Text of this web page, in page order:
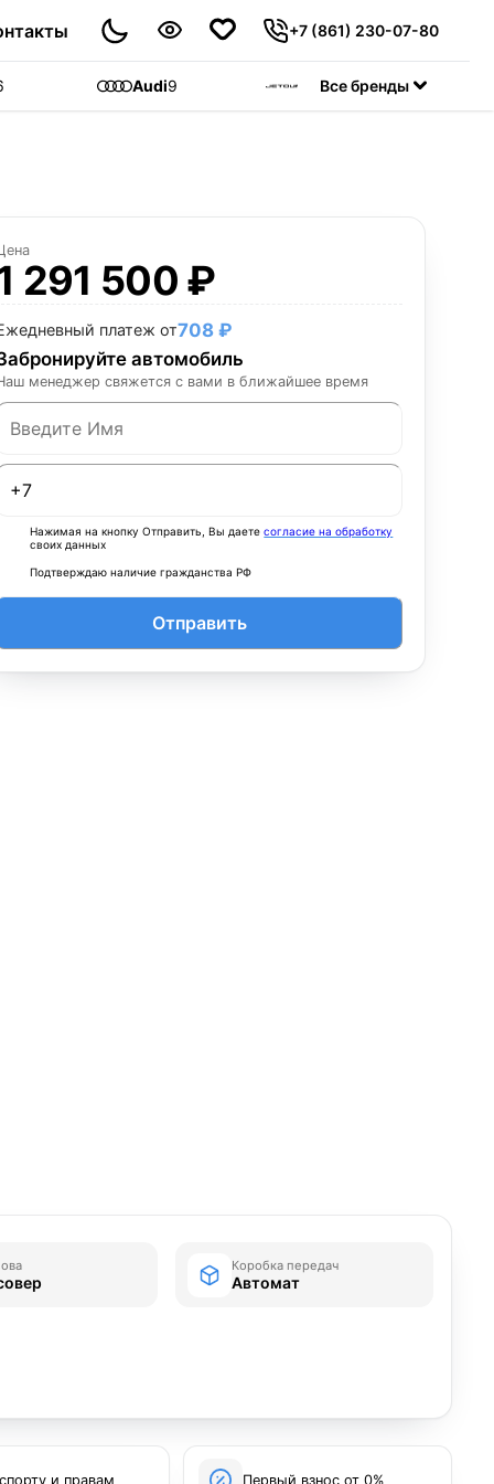
+7 (861) 230-07-80
Audi9 Jetour55
Все бренды
291 500 ₽
платеж от708 ₽
автомобиль
менеджер свяжется с вами в ближайшее время
Нажимая на кнопку Отправить, Вы даетесогласие на обработку
своих данных
Подтверждаю наличие гражданства РФ
Отправить
Коробка передач
Автомат
и правам Первый взнос от 0%